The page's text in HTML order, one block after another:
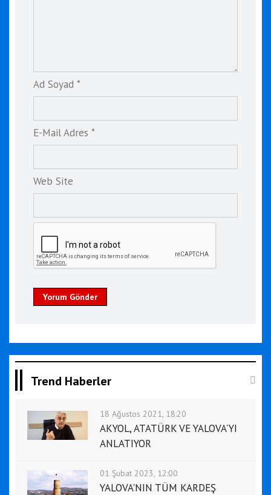
Ad Soyad *
E-Mail Adres *
Web Site
Yorum Gönder
Trend Haberler
18 Ağustos 2021, 18:20
AKYOL, ATATÜRK VE YALOVA'YI
ANLATIYOR
01 Şubat 2023, 12:00
YALOVA'NIN TÜM KARDEŞ